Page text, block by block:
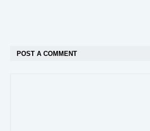
POST A COMMENT